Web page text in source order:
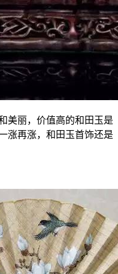
美丽，价值高的和田玉是
涨再涨，和田玉首饰还是